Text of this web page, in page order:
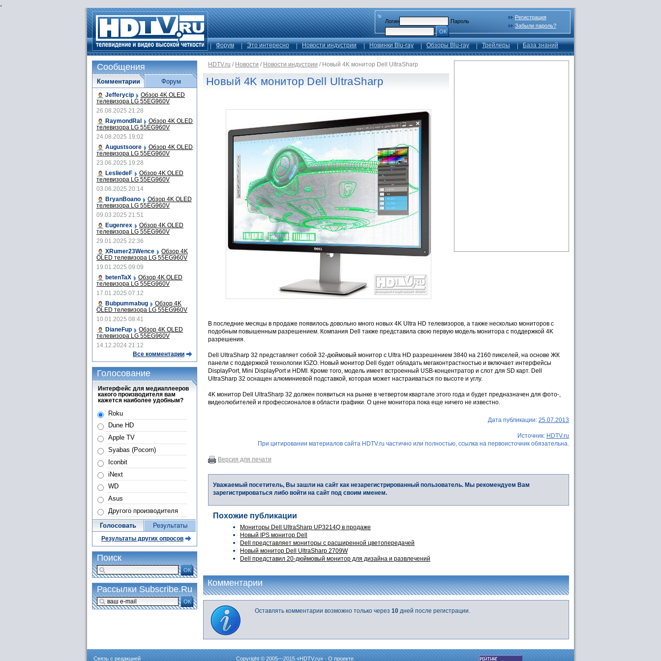
.
Логин
Пароль
ОК
Регистрация
Забыли пароль?
Форум Это интересно Новости индустрии Новинки Blu-ray Обзоры Blu-ray Трейлеры База знаний
HDTV.ru / Новости / Новости индустрии / Новый 4K монитор Dell UltraSharp
Новый 4K монитор Dell UltraSharp
В последние месяцы в продаже появилось довольно много новых 4K Ultra HD телевизоров, а также несколько мониторов с
подобным повышенным разрешением. Компания Dell также представила свою первую модель монитора с поддержкой 4K
разрешения.
Dell UltraSharp 32 представляет собой 32-дюймовый монитор с Ultra HD разрешением 3840 на 2160 пикселей, на основе ЖК
панели с поддержкой технологии IGZO. Новый монитор Dell будет обладать мегаконтрастностью и включает интерфейсы
DisplayPort, Mini DisplayPort и HDMI. Кроме того, модель имеет встроенный USB-концентратор и слот для SD карт. Dell
UltraSharp 32 оснащен алюминиевой подставкой, которая может настраиваться по высоте и углу.
4K монитор Dell UltraSharp 32 должен появиться на рынке в четвертом квартале этого года и будет предназначен для фото-,
видеолюбителей и профессионалов в области графики. О цене монитора пока еще ничего не известно.
Дата публикации: 25.07.2013
Источник: HDTV.ru
При цитировании материалов сайта HDTV.ru частично или полностью, ссылка на первоисточник обязательна.
Версия для печати
Уважаемый посетитель, Вы зашли на сайт как незарегистрированный пользователь. Мы рекомендуем Вам
зарегистрироваться либо войти на сайт под своим именем.
Похожие публикации
Мониторы Dell UltraSharp UP3214Q в продаже
Новый IPS монитор Dell
Dell представляет мониторы с расширенной цветопередачей
Новый монитор Dell UltraSharp 2709W
Dell представил 20-дюймовый монитор для дизайна и развлечений
Комментарии
Оставлять комментарии возможно только через 10 дней после регистрации.
Сообщения
Комментарии
Jefferycip Обзор 4K OLED
телевизора LG 55EG960V
26.08.2025 21:28
RaymondRal
Обзор 4K OLED
телевизора LG 55EG960V
24.08.2025 19:02
Augustsoore
Обзор 4K OLED
телевизора LG 55EG960V
23.06.2025 19:28
LesliedeF
Обзор 4K OLED
телевизора LG 55EG960V
03.06.2025 20:14
BryanBoano
Обзор 4K OLED
телевизора LG 55EG960V
09.03.2025 21:51
Eugenrex
Обзор 4K OLED
телевизора LG 55EG960V
29.01.2025 22:36
XRumer23Wence
Обзор 4K
OLED телевизора LG 55EG960V
19.01.2025 09:09
betenTaX
Обзор 4K OLED
телевизора LG 55EG960V
17.01.2025 07:12
Bubpummabug
Обзор 4K
OLED телевизора LG 55EG960V
10.01.2025 08:41
DianeFup
Обзор 4K OLED
телевизора LG 55EG960V
14.12.2024 21:12
Все комментарии
Форум
Голосование
Интерфейс для медиаплееров
какого производителя вам
кажется наиболее удобным?
Roku
Dune HD
Apple TV
Syabas (Pocorn)
Iconbit
iNext
WD
Asus
Другого производителя
Голосовать Результаты
Результаты других опросов
Поиск
ОК
Рассылки Subscribe.Ru
ОК
Связь с редакцией Copyright © 2005—2015 «HDTV.ru» · О проекте